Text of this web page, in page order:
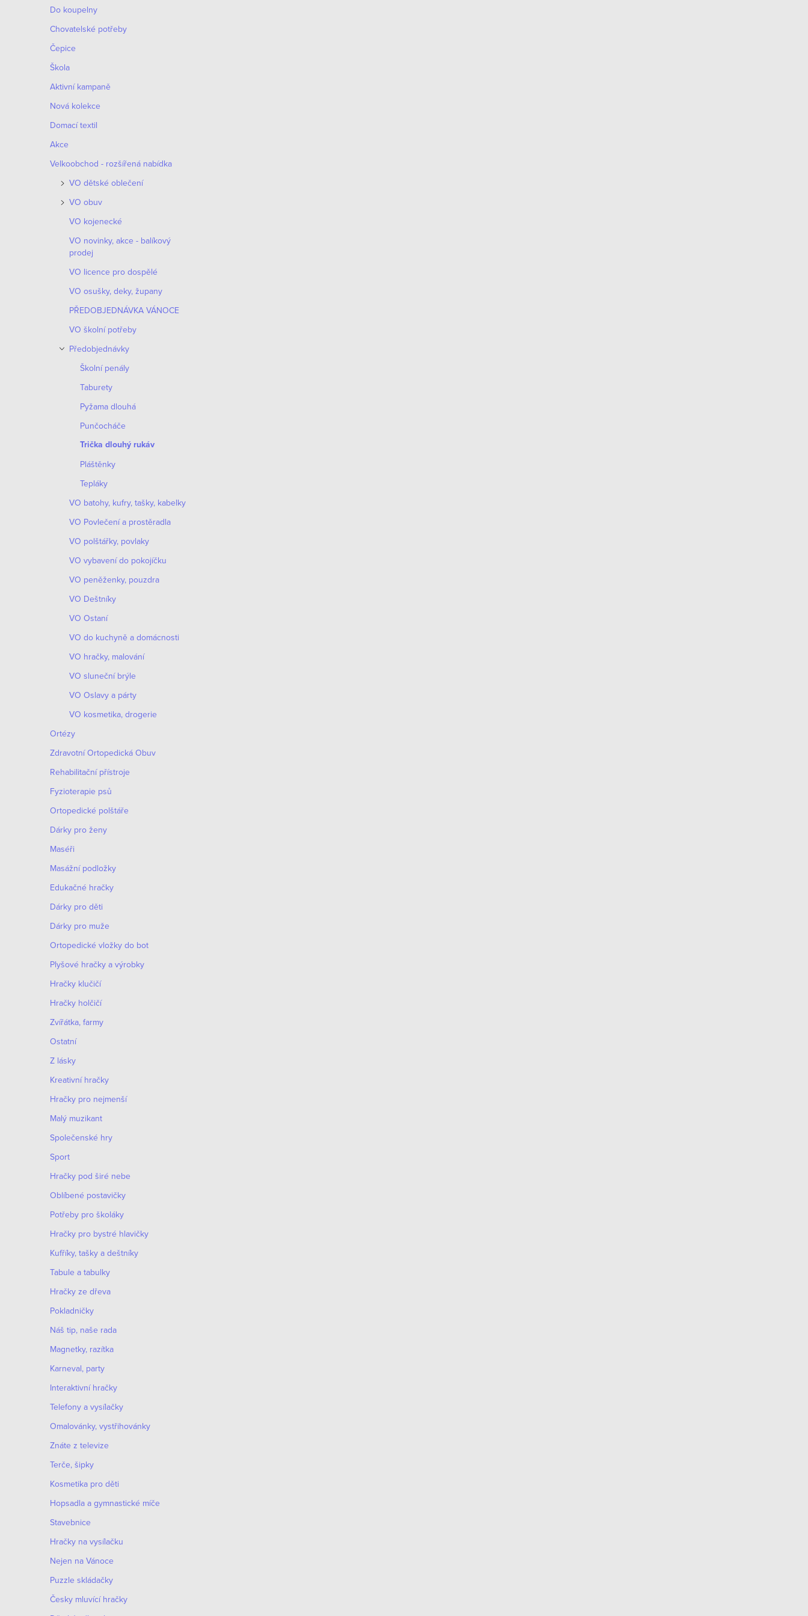
Do koupelny
Chovatelské potřeby
Čepice
Škola
Aktivní kampaně
Nová kolekce
Domací textil
Akce
Velkoobchod - rozšířená nabídka
VO dětské oblečení
VO obuv
VO kojenecké
VO novinky, akce - balíkový
prodej
VO licence pro dospělé
VO osušky, deky, župany
PŘEDOBJEDNÁVKA VÁNOCE
VO školní potřeby
Předobjednávky
Školní penály
Taburety
Pyžama dlouhá
Punčocháče
Trička dlouhý rukáv
Pláštěnky
Tepláky
VO batohy, kufry, tašky, kabelky
VO Povlečení a prostěradla
VO polštářky, povlaky
VO vybavení do pokojíčku
VO peněženky, pouzdra
VO Deštníky
VO Ostaní
VO do kuchyně a domácnosti
VO hračky, malování
VO sluneční brýle
VO Oslavy a párty
VO kosmetika, drogerie
Ortézy
Zdravotní Ortopedická Obuv
Rehabilitační přístroje
Fyzioterapie psů
Ortopedické polštáře
Dárky pro ženy
Maséři
Masážní podložky
Edukačné hračky
Dárky pro děti
Dárky pro muže
Оrtopedické vložky do bot
Plyšové hračky a výrobky
Hračky klučičí
Hračky holčičí
Zvířátka, farmy
Ostatní
Z lásky
Kreativní hračky
Hračky pro nejmenší
Malý muzikant
Společenské hry
Sport
Hračky pod širé nebe
Oblíbené postavičky
Potřeby pro školáky
Hračky pro bystré hlavičky
Kufříky, tašky a deštníky
Tabule a tabulky
Hračky ze dřeva
Pokladničky
Náš tip, naše rada
Magnetky, razítka
Karneval, party
Interaktivní hračky
Telefony a vysílačky
Omalovánky, vystřihovánky
Znáte z televize
Terče, šipky
Kosmetika pro děti
Hopsadla a gymnastické míče
Stavebnice
Hračky na vysílačku
Nejen na Vánoce
Puzzle skládačky
Česky mluvící hračky